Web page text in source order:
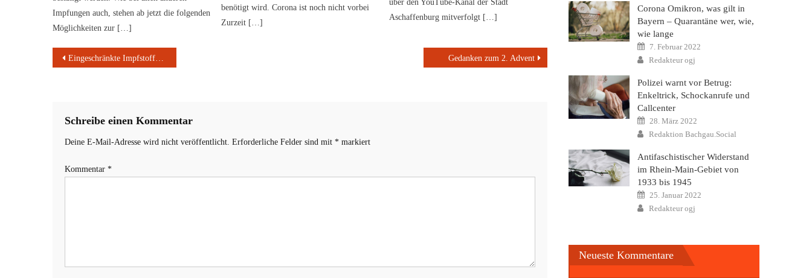
Impfungen auch, stehen ab jetzt die folgenden
Möglichkeiten zur […]
benötigt wird. Corona ist noch nicht vorbei
Zurzeit […]
über den YouTube-Kanal der Stadt
Aschaffenburg mitverfolgt […]
Beitragsnavigation
Eingeschränkte Impfstoffwahl im Impfzentrum von Stadt- und Landkreis Aschaffenburg Gedanken zum 2. Advent
Schreibe einen Kommentar
Deine E-Mail-Adresse wird nicht veröffentlicht. Erforderliche Felder sind mit * markiert
Kommentar *
Corona Omikron, was gilt in
Bayern – Quarantäne wer, wie,
wie lange
Posted
on
7. Februar 2022
Author
Redakteur ogj
Polizei warnt vor Betrug:
Enkeltrick, Schockanrufe und
Callcenter
Posted
on
28. März 2022
Author
Redaktion Bachgau.Social
Antifaschistischer Widerstand
im Rhein-Main-Gebiet von
1933 bis 1945
Posted
on
25. Januar 2022
Author
Redakteur ogj
Neueste Kommentare